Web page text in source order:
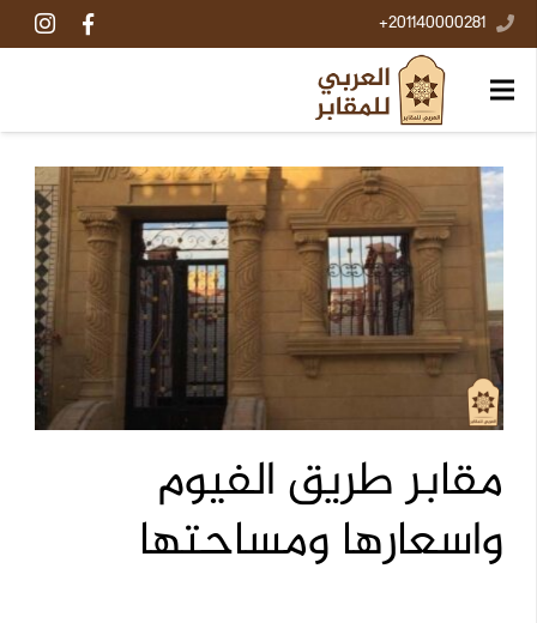
201140000281+
مقابر طريق الفيوم
واسعارها ومساحتها